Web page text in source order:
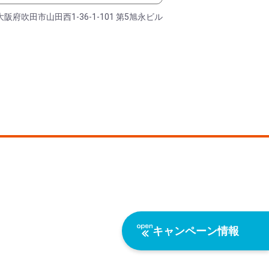
キャンペーン情報
阪府吹田市山田西1-36-1-101 第5旭永ビル